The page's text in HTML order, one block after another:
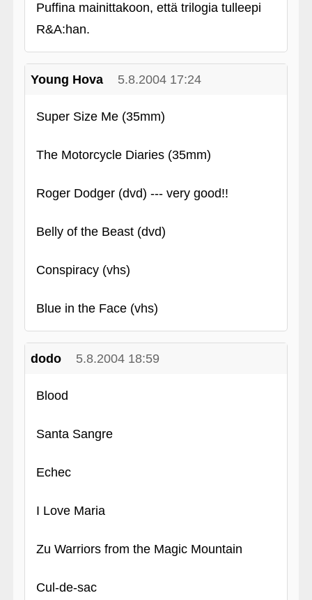
Puffina mainittakoon, että trilogia tulleepi
R&A:han.
Young Hova 5.8.2004 17:24
Super Size Me (35mm)
The Motorcycle Diaries (35mm)
Roger Dodger (dvd) --- very good!!
Belly of the Beast (dvd)
Conspiracy (vhs)
Blue in the Face (vhs)
dodo 5.8.2004 18:59
Blood
Santa Sangre
Echec
I Love Maria
Zu Warriors from the Magic Mountain
Cul-de-sac